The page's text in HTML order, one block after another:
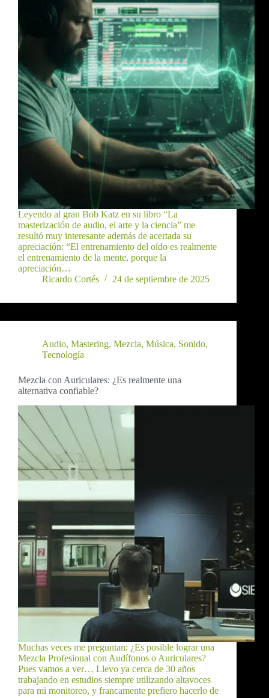
Leyendo al gran Bob Katz en su libro “La
masterización de audio, el arte y la ciencia” me
resultó muy interesante además de acertada su
apreciación: “El entrenamiento del oído es realmente
el entrenamiento de la mente, porque la
apreciación…
Ricardo Cortés
24 de septiembre de 2025
Audio, Mastering, Mezcla, Música, Sonido,
Tecnología
Mezcla con Auriculares: ¿Es realmente una
alternativa confiable?
Muchas veces me preguntan: ¿Es posible lograr una
Mezcla Profesional con Audífonos o Auriculares?
Pues vamos a ver… Llevo ya cerca de 30 años
trabajando en estudios siempre utilizando altavoces
para mi monitoreo, y francamente prefiero hacerlo de